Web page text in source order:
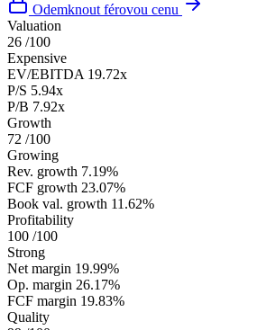
Odemknout férovou cenu
Valuation
26 /100
Expensive
EV/EBITDA 19.72x
P/S 5.94x
P/B 7.92x
Growth
72 /100
Growing
Rev. growth 7.19%
FCF growth 23.07%
Book val. growth 11.62%
Profitability
100 /100
Strong
Net margin 19.99%
Op. margin 26.17%
FCF margin 19.83%
Quality